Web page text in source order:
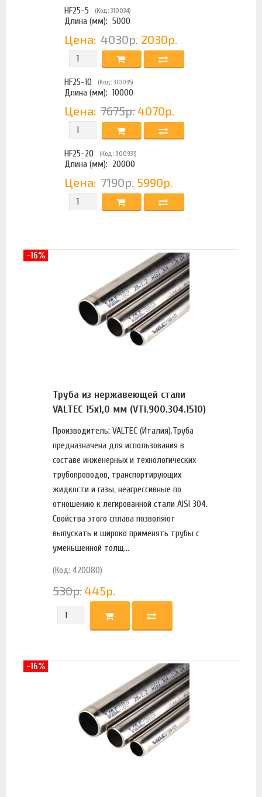
HF25-5 (Код: 310034)
Длина (мм):5000
Цена:4030р. 2030р.
HF25-10 (Код: 310035)
Длина (мм):10000
Цена:7675р. 4070р.
HF25-20 (Код: 900931)
Длина (мм): 20000
Цена:7190р. 5990р.
Труба из нержавеющей стали
VALTEC 15х1,0 мм (VTi.900.304.1510)
Производитель: VALTEC (Италия).Труба
предназначена для использования в
составе инженерных и технологических
трубопроводов, транспортирующих
жидкости и газы, неагрессивные по
отношению к легированной стали AISI 304.
Свойства этого сплава позволяют
выпускать и широко применять трубы с
уменьшенной толщ...
(Код: 420080)
530р.445р.
-16%
-16%